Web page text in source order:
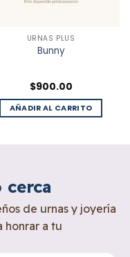
URNAS PLUS
Bunny
$900.00
AÑADIR AL CARRITO
cerca
de urnas y joyería
honrar a tu